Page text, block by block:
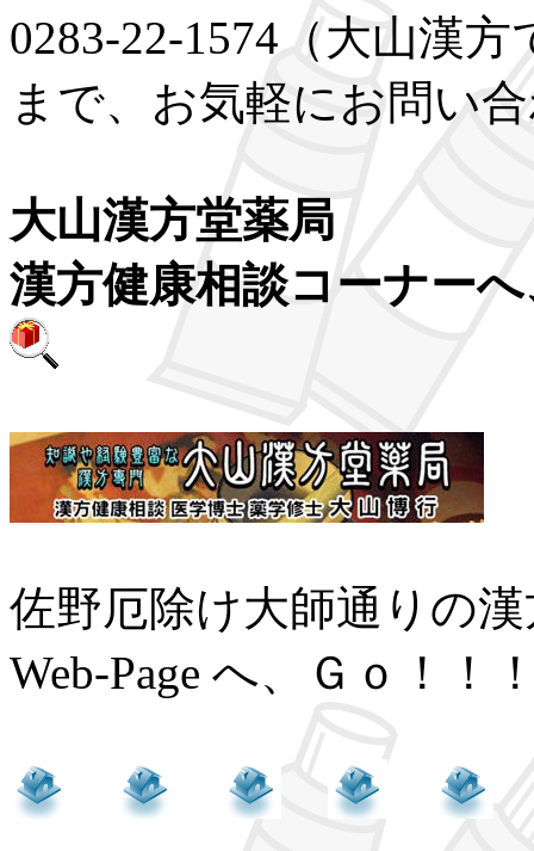
0283-22-1574（大山漢
まで、お気軽にお問い
大山漢方堂薬局
漢方健康相談コーナー
佐野厄除け大師通りの
Web-Page へ、Ｇｏ！！